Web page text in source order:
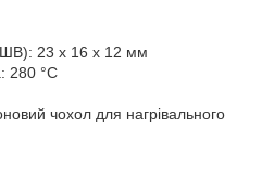
23 х 16 x 12 мм
280 °C
чохол для нагрівального